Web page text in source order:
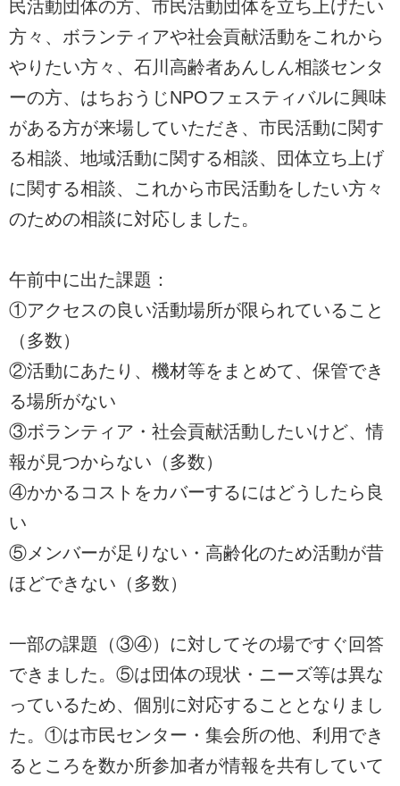
民活動団体の方、市民活動団体を立ち上げたい
方々、ボランティアや社会貢献活動をこれから
やりたい方々、石川高齢者あんしん相談センタ
ーの方、はちおうじNPOフェスティバルに興味
がある方が来場していただき、市民活動に関す
る相談、地域活動に関する相談、団体立ち上げ
に関する相談、これから市民活動をしたい方々
のための相談に対応しました。
午前中に出た課題：
①アクセスの良い活動場所が限られていること
（多数）
②活動にあたり、機材等をまとめて、保管でき
る場所がない
③ボランティア・社会貢献活動したいけど、情
報が見つからない（多数）
④かかるコストをカバーするにはどうしたら良
い
⑤メンバーが足りない・高齢化のため活動が昔
ほどできない（多数）
一部の課題（③④）に対してその場ですぐ回答
できました。⑤は団体の現状・ニーズ等は異な
っているため、個別に対応することとなりまし
た。①は市民センター・集会所の他、利用でき
るところを数か所参加者が情報を共有していて